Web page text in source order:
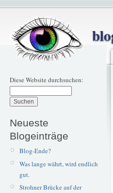
Diese Website durchsuchen:
Neueste
Blogeinträge
Blog-Ende?
Was lange währt, wird endlich
gut.
Strohner Brücke auf der